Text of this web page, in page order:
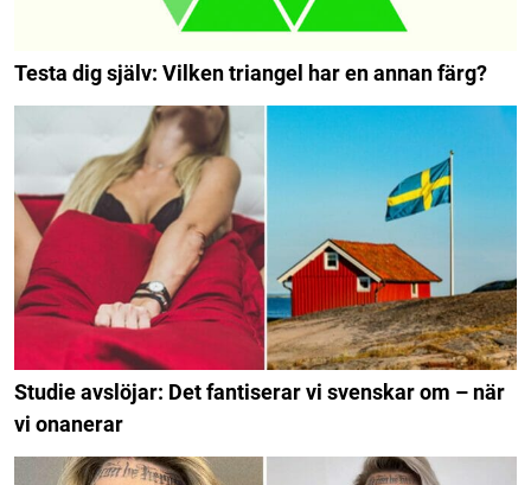
Testa dig själv: Vilken triangel har en annan färg?
Studie avslöjar: Det fantiserar vi svenskar om – när
vi onanerar